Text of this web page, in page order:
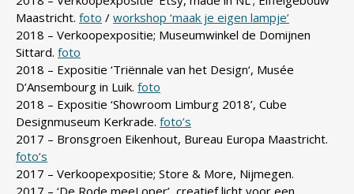
Maastricht. foto / workshop ‘maak je eigen lampje’
2018 – Verkoopexpositie; Museumwinkel de Domijnen
Sittard. foto
2018 – Expositie ‘Triënnale van het Design‘, Musée
D’Ansembourg in Luik. foto
2018 – Expositie ‘Showroom Limburg 2018’, Cube
Designmuseum Kerkrade. foto’s
2017 – Bronsgroen Eikenhout, Bureau Europa Maastricht.
foto’s
2017 – Verkoopexpositie; Store & More, Nijmegen.
2017 – ‘De Rode meeLoper’, creatief licht voor een